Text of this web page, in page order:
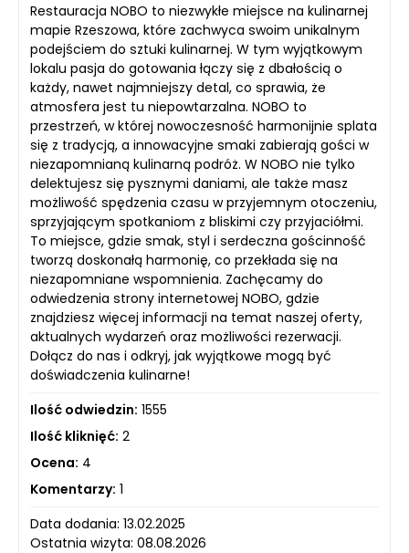
Restauracja NOBO to niezwykłe miejsce na kulinarnej
mapie Rzeszowa, które zachwyca swoim unikalnym
podejściem do sztuki kulinarnej. W tym wyjątkowym
lokalu pasja do gotowania łączy się z dbałością o
każdy, nawet najmniejszy detal, co sprawia, że
atmosfera jest tu niepowtarzalna. NOBO to
przestrzeń, w której nowoczesność harmonijnie splata
się z tradycją, a innowacyjne smaki zabierają gości w
niezapomnianą kulinarną podróż. W NOBO nie tylko
delektujesz się pysznymi daniami, ale także masz
możliwość spędzenia czasu w przyjemnym otoczeniu,
sprzyjającym spotkaniom z bliskimi czy przyjaciółmi.
To miejsce, gdzie smak, styl i serdeczna gościnność
tworzą doskonałą harmonię, co przekłada się na
niezapomniane wspomnienia. Zachęcamy do
odwiedzenia strony internetowej NOBO, gdzie
znajdziesz więcej informacji na temat naszej oferty,
aktualnych wydarzeń oraz możliwości rezerwacji.
Dołącz do nas i odkryj, jak wyjątkowe mogą być
doświadczenia kulinarne!
Ilość odwiedzin: 1555
Ilość kliknięć: 2
Ocena: 4
Komentarzy: 1
Data dodania: 13.02.2025
Ostatnia wizyta: 08.08.2026